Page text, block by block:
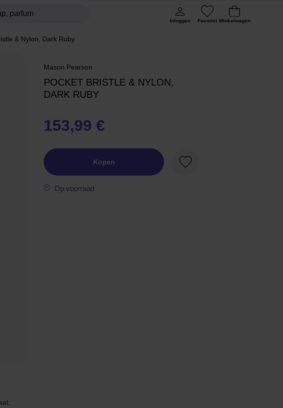
Inloggen Favoriet Winkelwagen
& Nylon, Dark Ruby
Mason Pearson
POCKET BRISTLE & NYLON,
DARK RUBY
153,99 €
Kopen
Favoriet
Op voorraad